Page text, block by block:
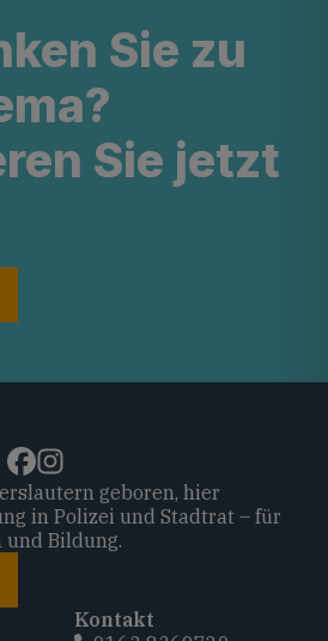
Sie zu
Sie jetzt
geboren, hier
in Polizei und Stadtrat – für
und Bildung.
Kontakt